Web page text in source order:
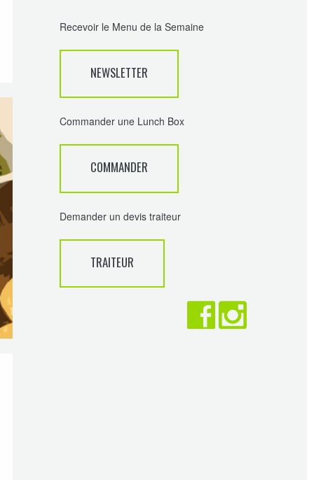
Recevoir le Menu de la Semaine
NEWSLETTER
Commander une Lunch Box
COMMANDER
Demander un devis traiteur
TRAITEUR